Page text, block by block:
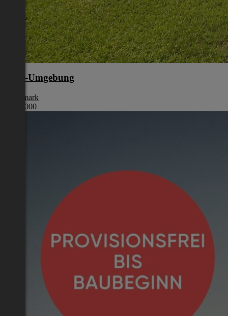
Graz-Umgebung
Steiermark
€ 955 000